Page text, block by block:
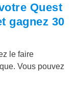
Quest
gagnez 30
le faire
Vous pouvez